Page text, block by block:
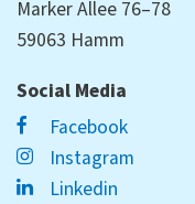
Marker Allee 76–78
59063 Hamm
Social Media
Facebook
Instagram
Linkedin